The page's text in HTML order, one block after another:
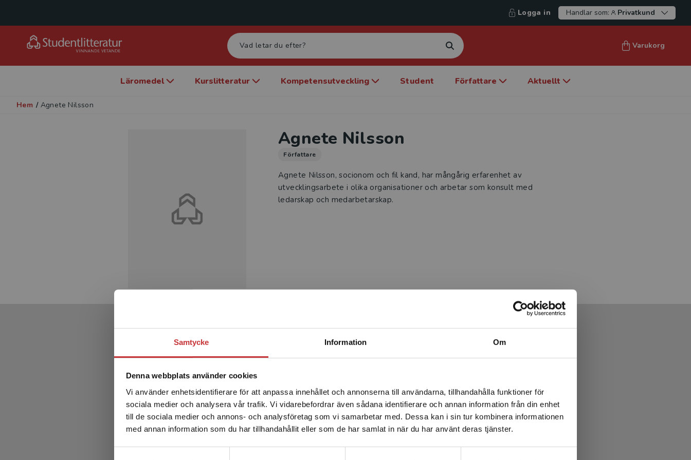
Samtycke Information Om
Denna webbplats använder cookies
Vi använder enhetsidentifierare för att anpassa innehållet och annonserna till användarna, tillhandahålla funktioner för
sociala medier och analysera vår trafik. Vi vidarebefordrar även sådana identifierare och annan information från din enhet
till de sociala medier och annons- och analysföretag som vi samarbetar med. Dessa kan i sin tur kombinera informationen
med annan information som du har tillhandahållit eller som de har samlat in när du har använt deras tjänster.
Begränsad fraktregion
Det verkar som att du besöker studentlitteratur.se via en
enhet utanför Sverige. Vi erbjuder inte leveranser utanför
Sverige. För att kunna slutföra ett köp måste
leveransadressen vara i Sverige.Läs mer
Logga in Handlar som: Privatkund
Varukorg
Läromedel Kurslitteratur Kompetensutveckling Student Författare Aktuellt
Hem / Agnete Nilsson
Agnete Nilsson
Författare
Agnete Nilsson, socionom och fil kand, har mångårig erfarenhet av
utvecklingsarbete i olika organisationer och arbetar som konsult med
ledarskap och medarbetarskap.
Produkter